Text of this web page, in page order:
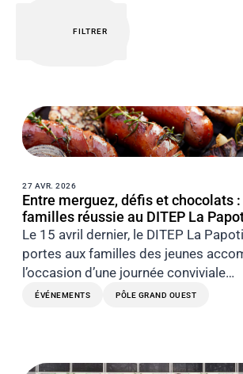
FILTRER
27 AVR. 2026
Entre merguez, défis et chocolats
familles réussie au DITEP La
Le 15 avril dernier, le DITEP La
portes aux familles des jeunes
l’occasion d’une journée conviviale…
ÉVÉNEMENTS PÔLE GRAND OUEST